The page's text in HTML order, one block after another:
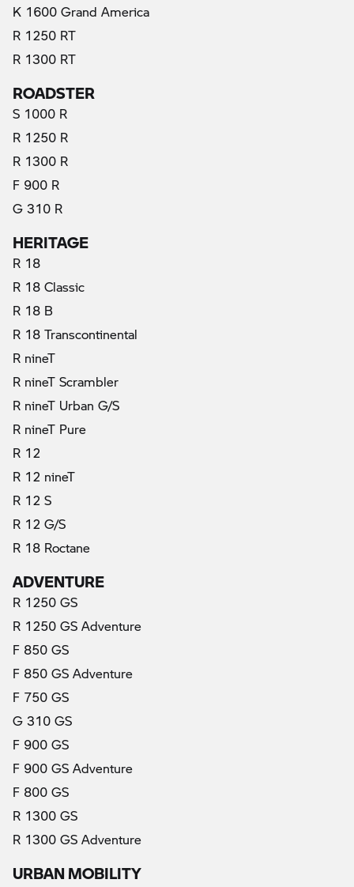
K 1600 Grand America
R 1250 RT
R 1300 RT
ROADSTER
S 1000 R
R 1250 R
R 1300 R
F 900 R
G 310 R
HERITAGE
R 18
R 18 Classic
R 18 B
R 18 Transcontinental
R nineT
R nineT Scrambler
R nineT Urban G/S
R nineT Pure
R 12
R 12 nineT
R 12 S
R 12 G/S
R 18 Roctane
ADVENTURE
R 1250 GS
R 1250 GS Adventure
F 850 GS
F 850 GS Adventure
F 750 GS
G 310 GS
F 900 GS
F 900 GS Adventure
F 800 GS
R 1300 GS
R 1300 GS Adventure
URBAN MOBILITY